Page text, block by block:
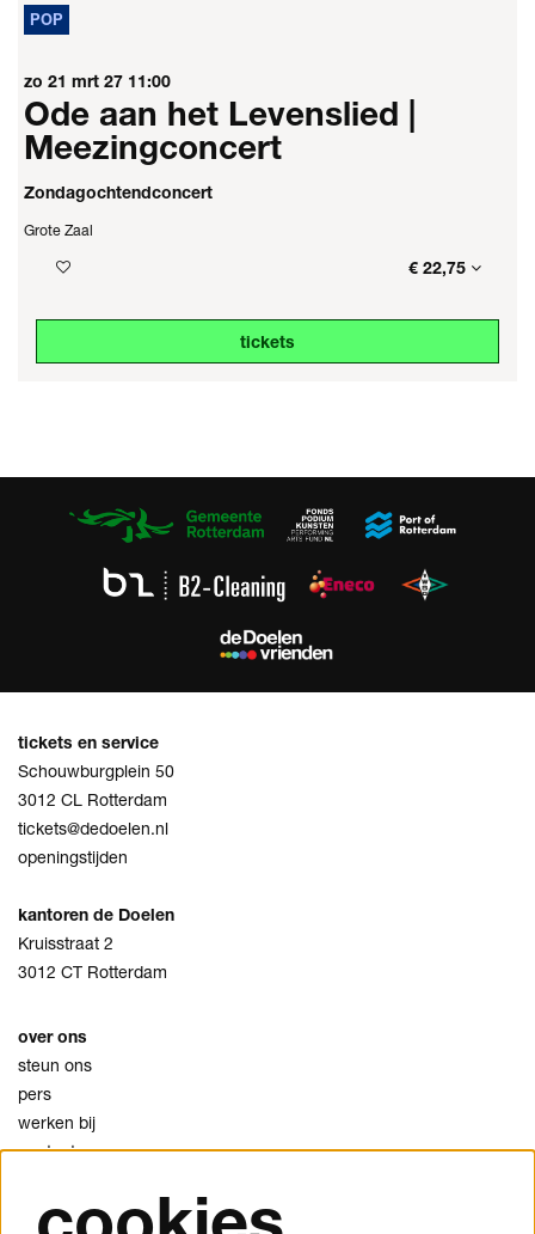
POP
Ode aan het Levenslied |
Meezingconcert
Zondagochtendconcert
zo 21 mrt 27 11:00
Grote Zaal
€ 22,75
tickets
tickets en service
Schouwburgplein 50
3012 CL Rotterdam
tickets@dedoelen.nl
openingstijden
kantoren de Doelen
Kruisstraat 2
3012 CT Rotterdam
over ons
steun ons
pers
werken bij
contact
privacy